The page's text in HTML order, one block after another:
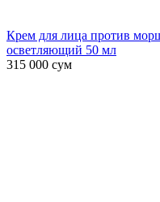
Крем для лица против
осветляющий 50 мл
315 000 сум